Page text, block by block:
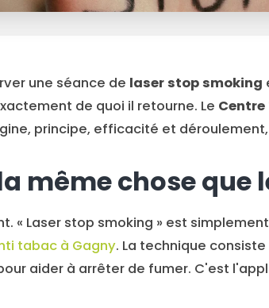
une séance de laser stop smoking
de quoi il retourne. Le
principe, efficacité et
même chose que
« Laser stop smoking » est
tabac à Gagny. La technique
aider à arrêter de fumer. C'est